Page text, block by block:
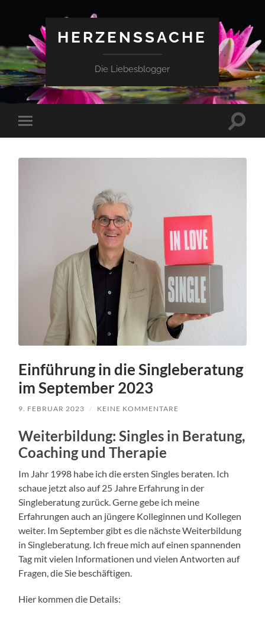
HERZENSSACHE
Die Liebesblogger
Mobile-
Menü
Einführung in die Singleberatung
im September 2023
9. FEBRUAR 2023 / KEINE KOMMENTARE
Weiterbildung: Singles in Beratung,
Coaching und Therapie
Im Jahr 1998 habe ich die ersten Singles beraten. Ich
schaue jetzt also auf 25 Jahre Erfahrung in der
Singleberatung zurück. Gerne gebe ich meine
Erfahrungen auch an jüngere Kolleginnen und Kollegen
weiter. Im September gibt es die nächste Weiterbildung
in Singleberatung. Ich freue mich auf einen spannenden
Tag mit vielen Informationen und vielen Antworten auf
Fragen, die Sie beschäftigen.
Hier kommen die Details: